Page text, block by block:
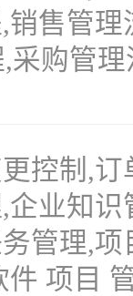
售管
采购管
控制,
业知
管理,
项目